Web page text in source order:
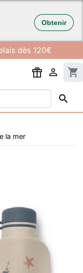
Obtenir
dès 120€
 shopping_cart

la mer